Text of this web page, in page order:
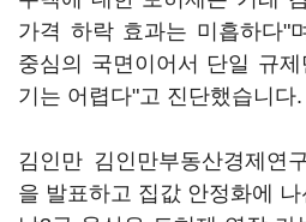
가격 하락 효과는 미흡하다"
중심의 국면이어서 단일 규
기는 어렵다"고 진단했습니다.
김인만 김인만부동산경제연
을 발표하고 집값 안정화에